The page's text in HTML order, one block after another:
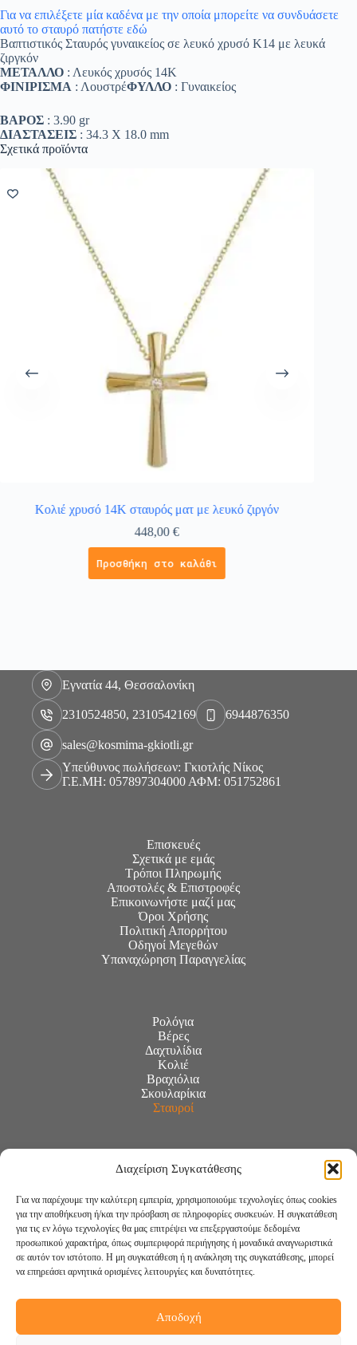
Διαχείριση Συγκατάθεσης
Για να παρέχουμε την καλύτερη εμπειρία, χρησιμοποιούμε τεχνολογίες όπως cookies
για την αποθήκευση ή/και την πρόσβαση σε πληροφορίες συσκευών. Η συγκατάθεση
για τις εν λόγω τεχνολογίες θα μας επιτρέψει να επεξεργαστούμε δεδομένα
προσωπικού χαρακτήρα, όπως συμπεριφορά περιήγησης ή μοναδικά αναγνωριστικά
σε αυτόν τον ιστότοπο. Η μη συγκατάθεση ή η ανάκληση της συγκατάθεσης, μπορεί
να επηρεάσει αρνητικά ορισμένες λειτουργίες και δυνατότητες.
Αποδοχή
Για να επιλέξετε μία καδένα με την οποία μπορείτε να συνδυάσετε
αυτό το σταυρό πατήστε εδώ
Βαπτιστικός Σταυρός γυναικείος σε λευκό χρυσό Κ14 με λευκά
ζιργκόν
ΜΕΤΑΛΛΟ : Λευκός χρυσός 14K
ΦΙΝΙΡΙΣΜΑ : ΛουστρέΦΥΛΛΟ : Γυναικείος
ΒΑΡΟΣ : 3.90 gr
ΔΙΑΣΤΑΣΕΙΣ : 34.3 Χ 18.0 mm
Σχετικά προϊόντα
Κολιέ χρυσό 14Κ σταυρός ματ με λευκό ζιργόν
448,00€
Προσθήκη στο καλάθι
Εγνατία 44, Θεσσαλονίκη
2310524850, 2310542169 6944876350
sales@kosmima-gkiotli.gr
Υπεύθυνος πωλήσεων: Γκιοτλής Νίκος
Γ.Ε.ΜΗ: 057897304000 ΑΦΜ: 051752861
Επισκευές
Σχετικά με εμάς
Τρόποι Πληρωμής
Αποστολές & Επιστροφές
Επικοινωνήστε μαζί μας
Όροι Χρήσης
Πολιτική Απορρήτου
Οδηγοί Μεγεθών
Υπαναχώρηση Παραγγελίας
Ρολόγια
Βέρες
Δαχτυλίδια
Κολιέ
Βραχιόλια
Σκουλαρίκια
Σταυροί